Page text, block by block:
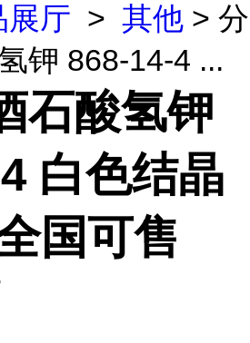
展厅 > 其他 > 分
钾 868-14-4 ...
石酸氢钾
白色结晶
国可售